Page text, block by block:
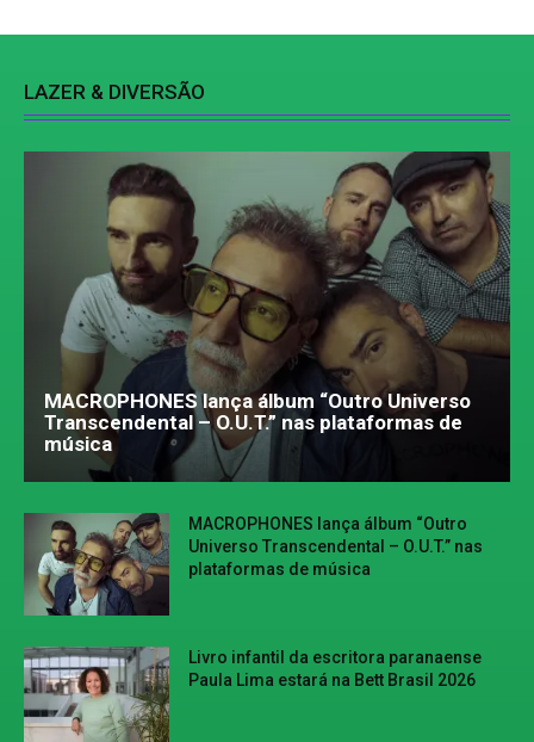
LAZER & DIVERSÃO
MACROPHONES lança álbum “Outro Universo
Transcendental – O.U.T.” nas plataformas de
música
MACROPHONES lança álbum “Outro
Universo Transcendental – O.U.T.” nas
plataformas de música
Livro infantil da escritora paranaense
Paula Lima estará na Bett Brasil 2026